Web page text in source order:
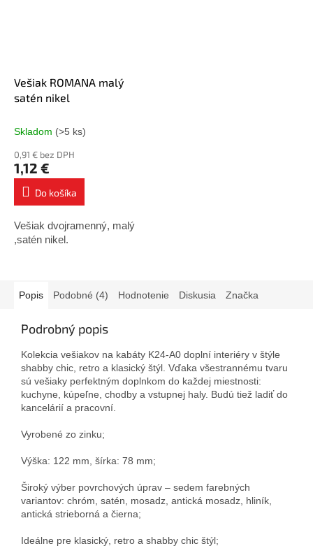
Vešiak ROMANA malý
satén nikel
Skladom (>5 ks)
0,91 € bez DPH
1,12 €
Do košíka
Vešiak dvojramenný, malý
,satén nikel.
Popis Podobné (4) Hodnotenie Diskusia Značka
Podrobný popis
Kolekcia vešiakov na kabáty K24-A0 doplní interiéry v štýle
shabby chic, retro a klasický štýl. Vďaka všestrannému tvaru
sú vešiaky perfektným doplnkom do každej miestnosti:
kuchyne, kúpeľne, chodby a vstupnej haly. Budú tiež ladiť do
kancelárií a pracovní.
Vyrobené zo zinku;
Výška: 122 mm, šírka: 78 mm;
Široký výber povrchových úprav – sedem farebných
variantov: chróm, satén, mosadz, antická mosadz, hliník,
antická strieborná a čierna;
Ideálne pre klasický, retro a shabby chic štýl;